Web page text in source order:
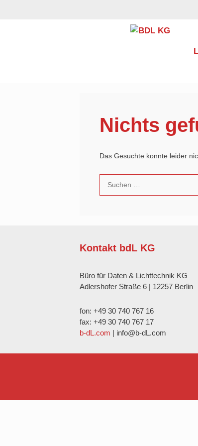
Nichts
Das Gesuchte konnte leider
nach:
Kontakt bdL KG
Büro für Daten & Lichttechnik KG
Adlershofer Straße 6 | 12257 Berlin
fon: +49 30 740 767 16
fax: +49 30 740 767 17
b-dL.com | info@b-dL.com